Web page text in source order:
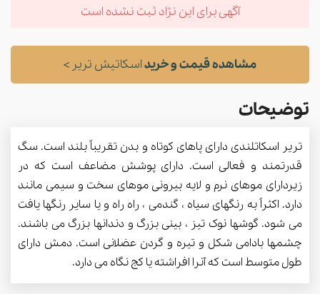
آگهی برای این نژاد ثبت نشده است
مشاهده قیمت و خریداسکاتیش تریر >
توضیحات
تریر اسکاتلندی دارای پاهای کوتاه و بدن تقریباً بلند است. سگ
قدرتمند و فعالی است. دارای پوشش مضاعف است که در
زیردارای موهای نرم و لایه بیرونی موهای سخت و سیمی مانند
دارد. اکثراً به رنگهای سیاه ، گندمی ، راه راه و یا سایر رنگها یافت
می شود. گوشها نوک تیز ، بینی بزرگ و دندانها بزرگ می باشند.
چشمها بادامی شکل و تیره و گردن عضلانی است. دمش دارای
طول متوسط است که آنرا افراشته یا کج نگاه می دارد.